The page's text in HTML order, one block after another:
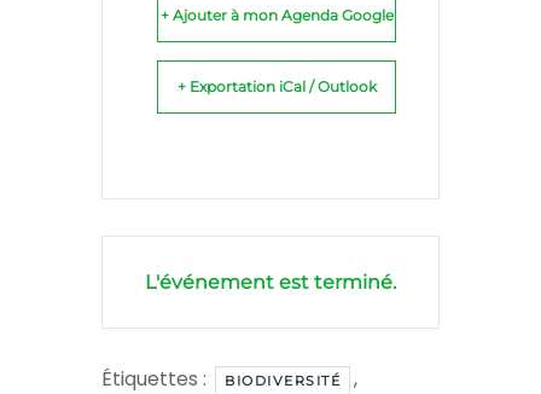
+ Ajouter à mon Agenda Google
+ Exportation iCal / Outlook
L'événement est terminé.
Étiquettes : BIODIVERSITÉ ,